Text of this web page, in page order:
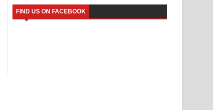
FIND US ON FACEBOOK